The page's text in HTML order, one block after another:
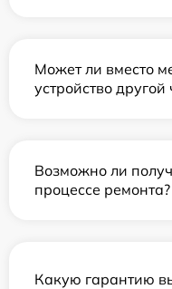
Может ли вместо
устройство другой
Возможно ли
процессе ремонта?
Какую гарантию